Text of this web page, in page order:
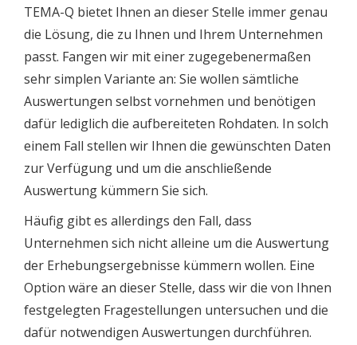
TEMA-Q bietet Ihnen an dieser Stelle immer genau
die Lösung, die zu Ihnen und Ihrem Unternehmen
passt. Fangen wir mit einer zugegebenermaßen
sehr simplen Variante an: Sie wollen sämtliche
Auswertungen selbst vornehmen und benötigen
dafür lediglich die aufbereiteten Rohdaten. In solch
einem Fall stellen wir Ihnen die gewünschten Daten
zur Verfügung und um die anschließende
Auswertung kümmern Sie sich.
Häufig gibt es allerdings den Fall, dass
Unternehmen sich nicht alleine um die Auswertung
der Erhebungsergebnisse kümmern wollen. Eine
Option wäre an dieser Stelle, dass wir die von Ihnen
festgelegten Fragestellungen untersuchen und die
dafür notwendigen Auswertungen durchführen.